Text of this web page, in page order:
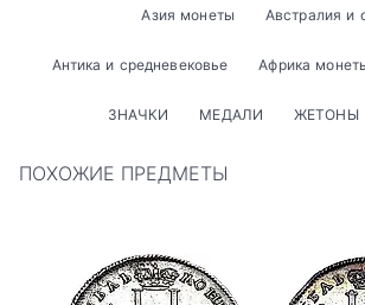
Азия монеты Австралия и
Антика и средневековье Африка
ЗНАЧКИ МЕДАЛИ ЖЕТОНЫ
ПОХОЖИЕ ПРЕДМЕТЫ